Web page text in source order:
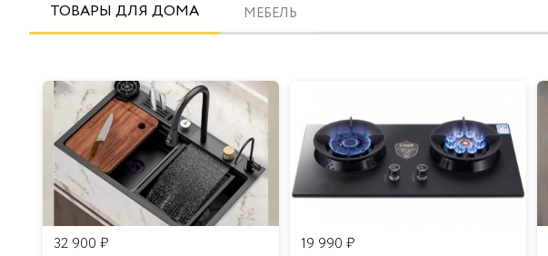
ТОВАРЫ ДЛЯ ДОМА МЕБЕЛЬ
32 900 ₽
19 990 ₽